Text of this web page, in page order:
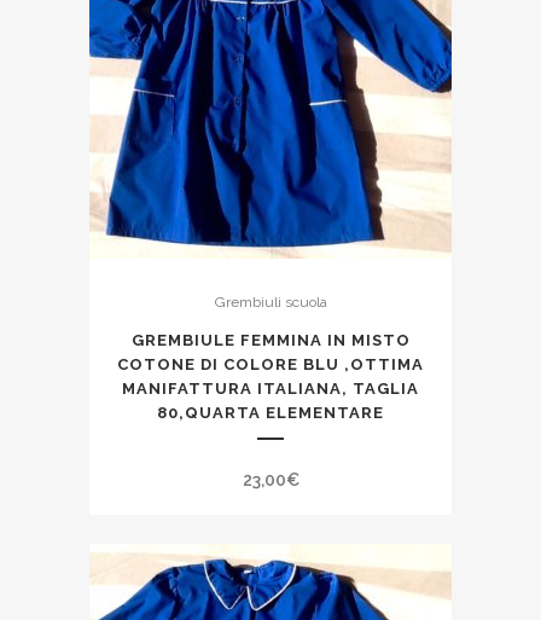
Grembiuli scuola
GREMBIULE FEMMINA IN MISTO
COTONE DI COLORE BLU ,OTTIMA
MANIFATTURA ITALIANA, TAGLIA
80,QUARTA ELEMENTARE
23,00€